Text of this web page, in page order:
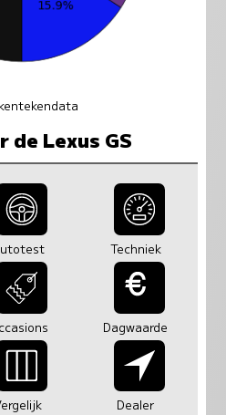
kentekendata
de Lexus GS
Techniek
Dagwaarde
Dealer